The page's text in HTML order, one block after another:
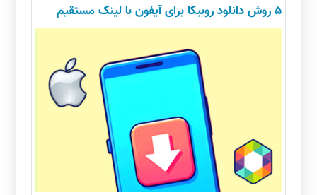
5 روش دانلود روبیکا برای آیفون با لینک مستقیم